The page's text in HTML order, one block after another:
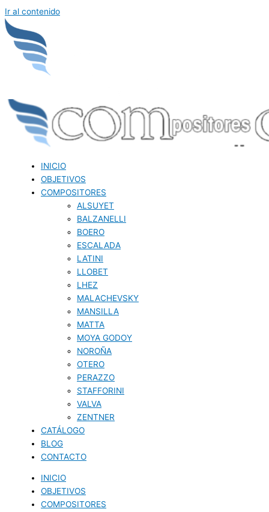
Ir al contenido
INICIO
OBJETIVOS
COMPOSITORES
ALSUYET
BALZANELLI
BOERO
ESCALADA
LATINI
LLOBET
LHEZ
MALACHEVSKY
MANSILLA
MATTA
MOYA GODOY
NOROÑA
OTERO
PERAZZO
STAFFORINI
VALVA
ZENTNER
CATÁLOGO
BLOG
CONTACTO
INICIO
OBJETIVOS
COMPOSITORES